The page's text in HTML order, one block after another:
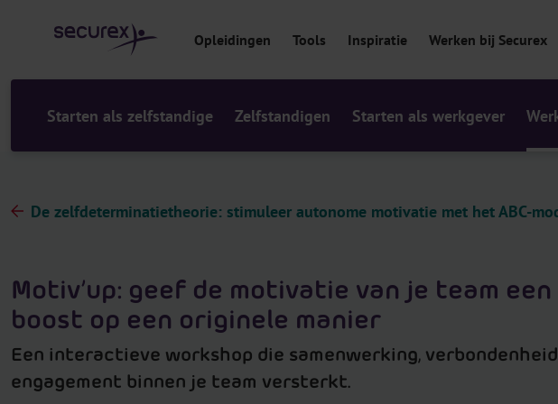
Opleidingen Tools Inspiratie Werken bij Securex
Starten als zelfstandige Zelfstandigen Starten als werkgever
De zelfdeterminatietheorie: stimuleer autonome motivatie met het ABC-
Motiv’up: geef de motivatie van je team een
boost op een originele manier
Een interactieve workshop die samenwerking,
engagement binnen je team versterkt.